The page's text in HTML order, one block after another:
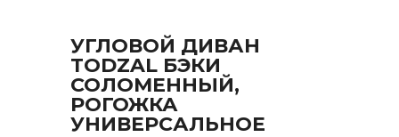
УГЛОВОЙ ДИВАН
TODZAL БЭКИ
СОЛОМЕННЫЙ,
РОГОЖКА
УНИВЕРСАЛЬНОЕ